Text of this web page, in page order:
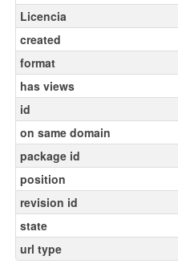
Licencia
created
format
has views
id
on same domain
package id
position
revision id
state
url type